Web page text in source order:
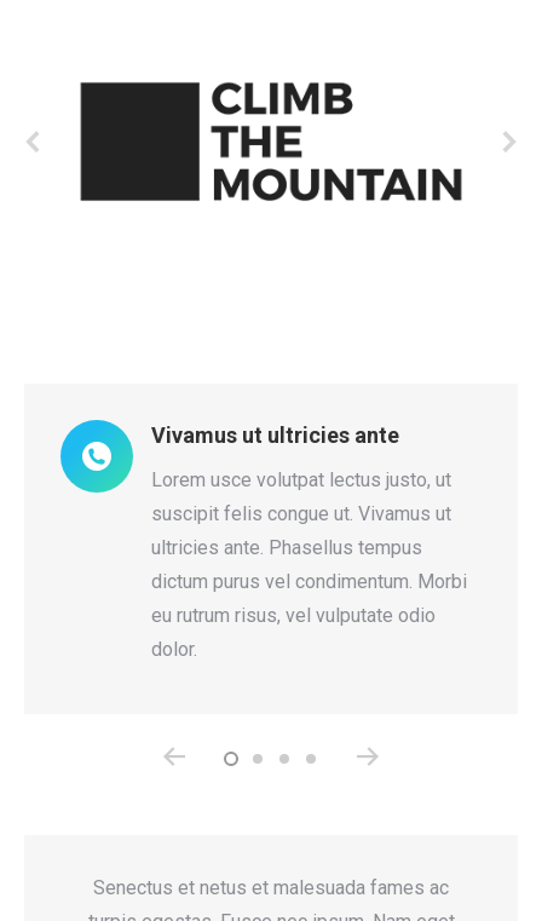
Vivamus ut ultricies ante
Lorem usce volutpat lectus justo, ut
suscipit felis congue ut. Vivamus ut
ultricies ante. Phasellus tempus
dictum purus vel condimentum. Morbi
eu rutrum risus, vel vulputate odio
dolor.
Senectus et netus et malesuada fames ac